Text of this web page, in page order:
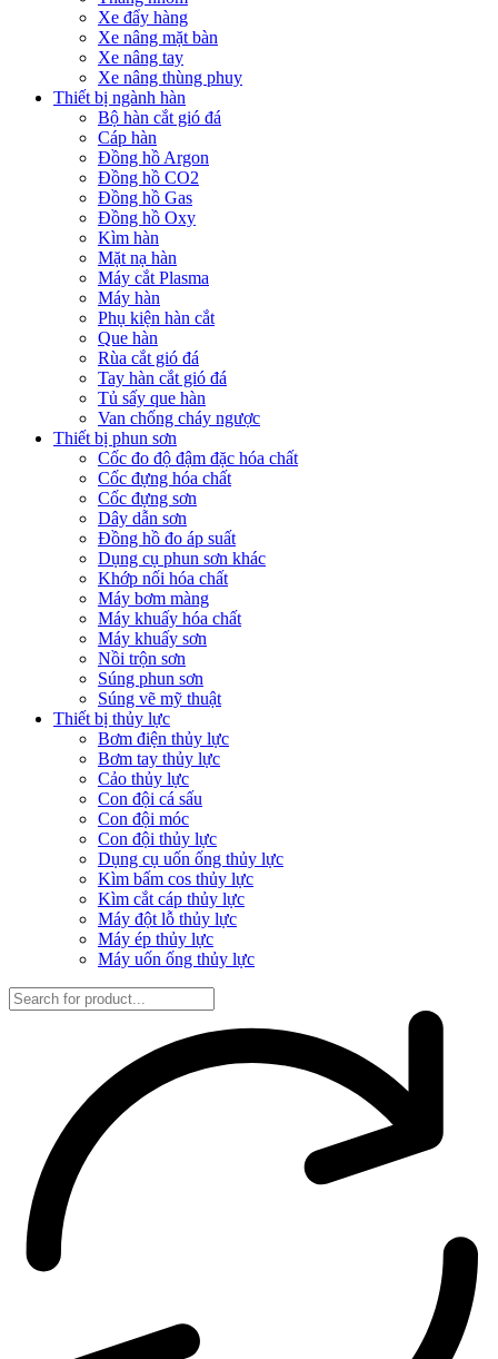
Xe đẩy hàng
Xe nâng mặt bàn
Xe nâng tay
Xe nâng thùng phuy
Thiết bị ngành hàn
Bộ hàn cắt gió đá
Cáp hàn
Đồng hồ Argon
Đồng hồ CO2
Đồng hồ Gas
Đồng hồ Oxy
Kìm hàn
Mặt nạ hàn
Máy cắt Plasma
Máy hàn
Phụ kiện hàn cắt
Que hàn
Rùa cắt gió đá
Tay hàn cắt gió đá
Tủ sấy que hàn
Van chống cháy ngược
Thiết bị phun sơn
Cốc đo độ đậm đặc hóa chất
Cốc đựng hóa chất
Cốc đựng sơn
Dây dẫn sơn
Đồng hồ đo áp suất
Dụng cụ phun sơn khác
Khớp nối hóa chất
Máy bơm màng
Máy khuấy hóa chất
Máy khuấy sơn
Nồi trộn sơn
Súng phun sơn
Súng vẽ mỹ thuật
Thiết bị thủy lực
Bơm điện thủy lực
Bơm tay thủy lực
Cảo thủy lực
Con đội cá sấu
Con đội móc
Con đội thủy lực
Dụng cụ uốn ống thủy lực
Kìm bấm cos thủy lực
Kìm cắt cáp thủy lực
Máy đột lỗ thủy lực
Máy ép thủy lực
Máy uốn ống thủy lực